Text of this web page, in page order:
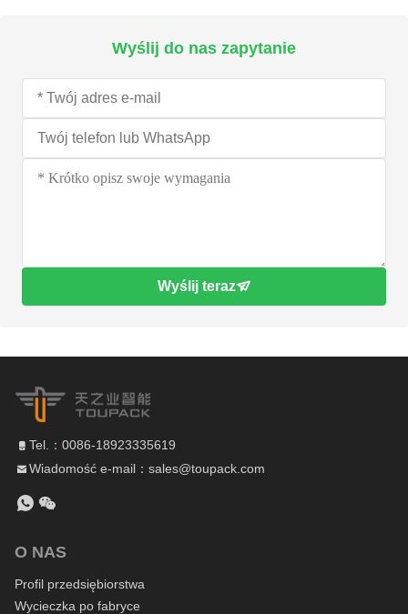
Wyślij do nas zapytanie
Wyślij teraz
Tel.：0086-18923335619
Wiadomość e-mail：sales@toupack.com
O NAS
Profil przedsiębiorstwa
Wycieczka po fabryce